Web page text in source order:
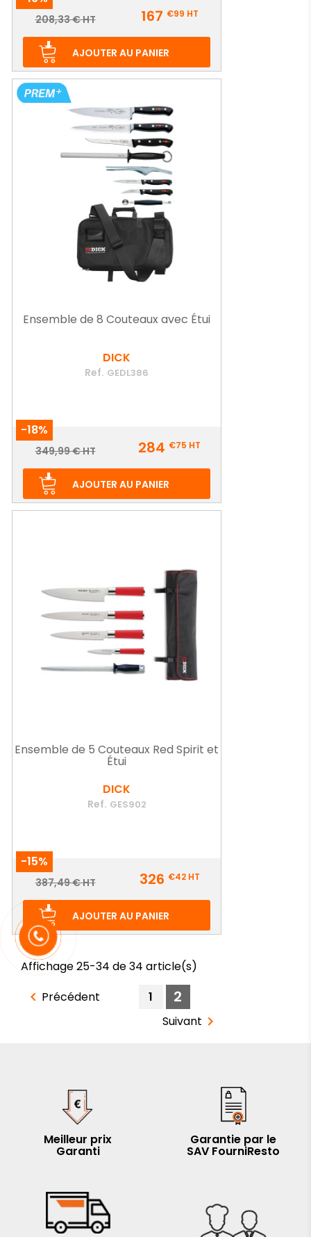
Prix
Prix
base
208,33 € HT 167 €99 HT
AJOUTER AU PANIER
Ensemble de 8 Couteaux avec Étui
DICK
Ref. GEDL386
-18%
Prix
Prix
base
349,99 € HT 284 €75 HT
AJOUTER AU PANIER
Ensemble de 5 Couteaux Red Spirit et
Étui
DICK
Ref. GES902
-15%
Prix
Prix
base
387,49 € HT 326 €42HT
AJOUTER AU PANIER
Affichage 25-34 de 34 article(s)
 Précédent 1 2
Suivant 
Meilleur prix
Garanti
Garantie par le
SAV FourniResto